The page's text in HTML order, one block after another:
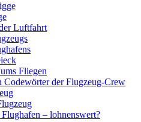
Luftfahrt
Fliegen
Codewörter der Flugzeug-Crew
– lohnenswert?